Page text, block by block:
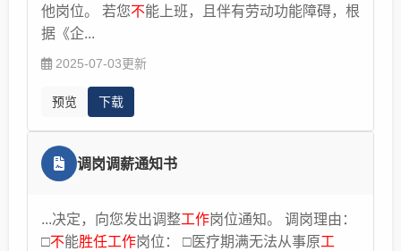
录等。保留工资记录：降薪前后的工资条，银行流
水。保留沟通记录：与领导或HR的沟通录音(注意
在合法范围内)，邮件，微信聊天记录。保留
台录像留证。如果单位不让你进原工位，就在前台
续上班，等待答复。发完拒绝函后，继续在原岗位
打卡上班，这是证明你不同意调岗的关键。千万不
单位继续让你在原岗位工作，说明单位可能在内部
协商解决方案。四、视单位措施，依法维权。你拒
他岗位。 若您不能上班，且伴有劳动功能障碍，根
据《企...
2025-07-03更新
预览 下载
调岗调薪通知书
...决定，向您发出调整工作岗位通知。 调岗理由：
□不能胜任工作岗位： □医疗期满无法从事原工